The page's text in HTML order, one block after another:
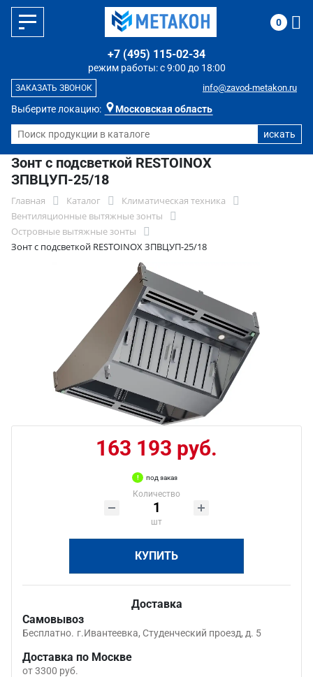
Выберите локацию: Московская область
режим работы: с 9:00 до 18:00
+7 (495) 115-02-34
info@zavod-metakon.ru
ЗАКАЗАТЬ ЗВОНОК
0
Зонт с подсветкой RESTOINOX
ЗПВЦУП-25/18
Главная Каталог
Климатическая техника
Вентиляционные вытяжные зонты
Островные вытяжные зонты
Зонт с подсветкой RESTOINOX ЗПВЦУП-25/18
163 193 руб.
под заказ
Количество
шт
КУПИТЬ
Доставка
Самовывоз
Бесплатно. г.Ивантеевка, Студенческий проезд, д. 5
Доставка по Москве
от 3300 руб.